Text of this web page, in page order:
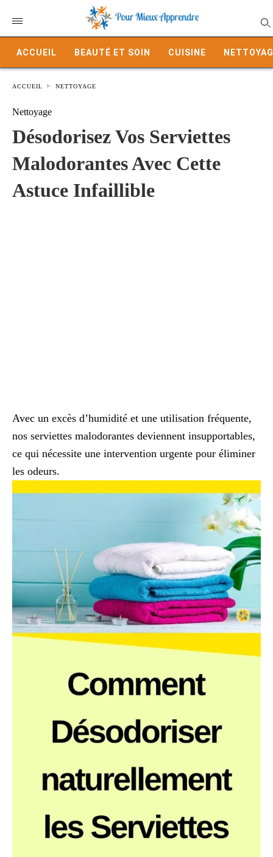
ACCUEIL BEAUTÉ ET SOIN CUISINE
ACCUEIL NETTOYAGE
Nettoyage
Désodorisez Vos Serviettes
Malodorantes Avec Cette
Astuce Infaillible
Avec un excès d’humidité et une utilisation fréquente,
nos serviettes malodorantes deviennent insupportables,
ce qui nécessite une intervention urgente pour éliminer
les odeurs.